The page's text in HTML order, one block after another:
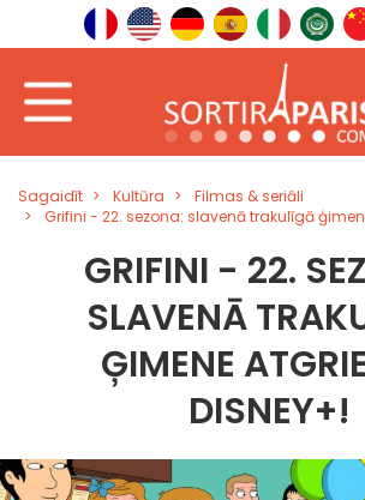
Sagaidīt Kultūra
Filmas & seriāli
Grifini - 22. sezona: slavenā trakulīgā
GRIFINI - 22.
SLAVENĀ
ĢIMENE
DISNEY+!